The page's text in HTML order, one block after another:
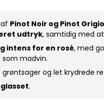
Pinot Noir og Pinot
udtryk, samtidig med
intens for en rosé, med
madvin.
og let krydrede
.